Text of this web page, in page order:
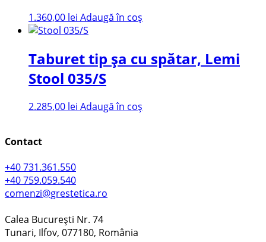
1.360,00 lei Adaugă în coș
Taburet tip șa cu spătar, Lemi
Stool 035/S
2.285,00 lei Adaugă în coș
Contact
+40 731.361.550
+40 759.059.540
comenzi@grestetica.ro
Calea București Nr. 74
Tunari, Ilfov, 077180, România